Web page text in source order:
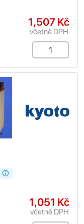
1,507 Kč
včetně DPH
1,051 Kč
včetně DPH